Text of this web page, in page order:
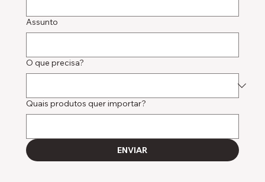
Assunto
O que precisa?
Quais produtos quer importar?
ENVIAR